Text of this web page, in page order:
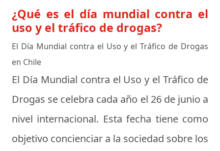
¿Qué es el día mundial contra el
uso y el tráfico de drogas?
El Día Mundial contra el Uso y el Tráfico de Drogas
en Chile
El Día Mundial contra el Uso y el Tráfico de
Drogas se celebra cada año el 26 de junio a
nivel internacional. Esta fecha tiene como
objetivo concienciar a la sociedad sobre los